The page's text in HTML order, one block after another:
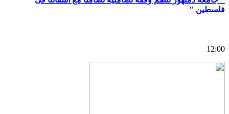
فلسطين "
12:00